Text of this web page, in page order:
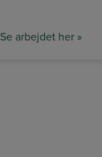
Se arbejdet her »